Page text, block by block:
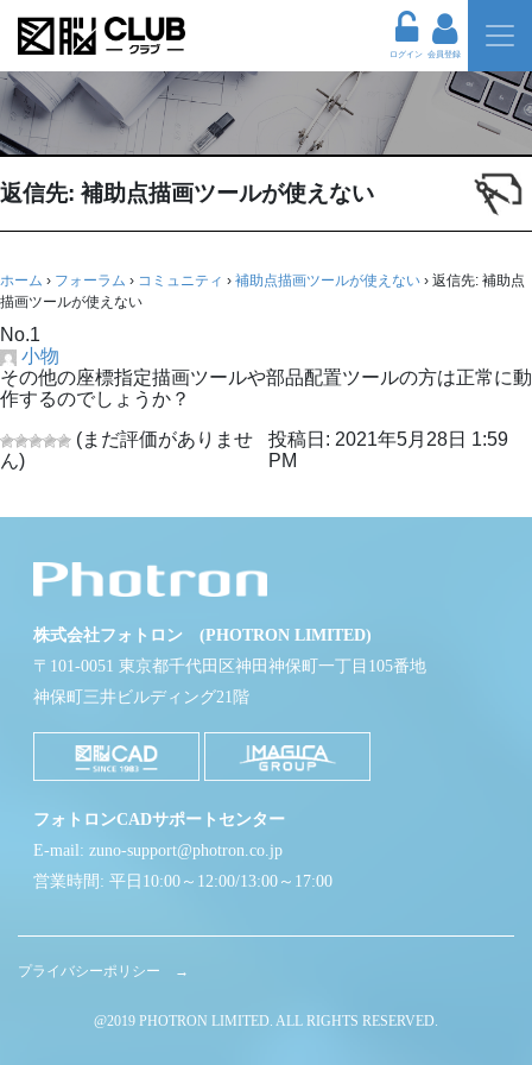
ログイン 会員登録
返信先: 補助点描画ツールが使えない
ホーム › フォーラム › コミュニティ › 補助点描画ツールが使えない › 返信先: 補助点
描画ツールが使えない
No.1
小物
その他の座標指定描画ツールや部品配置ツールの方は正常に動
作するのでしょうか？
(まだ評価がありませ
ん)
投稿日: 2021年5月28日 1:59
PM
株式会社フォトロン (PHOTRON LIMITED)
〒101-0051 東京都千代田区神田神保町一丁目105番地
神保町三井ビルディング21階
フォトロンCADサポートセンター
E-mail: zuno-support@photron.co.jp
営業時間: 平日10:00～12:00/13:00～17:00
プライバシーポリシー →
@2019 PHOTRON LIMITED. ALL RIGHTS RESERVED.